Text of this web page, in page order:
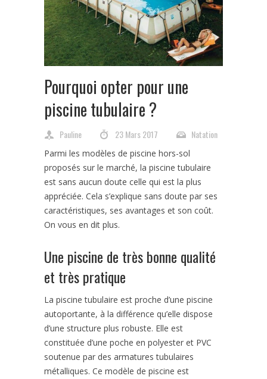
Pourquoi opter pour une
piscine tubulaire ?
Pauline 23 Mars 2017 Natation
Parmi les modèles de piscine hors-sol
proposés sur le marché, la piscine tubulaire
est sans aucun doute celle qui est la plus
appréciée. Cela s’explique sans doute par ses
caractéristiques, ses avantages et son coût.
On vous en dit plus.
Une piscine de très bonne qualité
et très pratique
La piscine tubulaire est proche d’une piscine
autoportante, à la différence qu’elle dispose
d’une structure plus robuste. Elle est
constituée d’une poche en polyester et PVC
soutenue par des armatures tubulaires
métalliques. Ce modèle de piscine est